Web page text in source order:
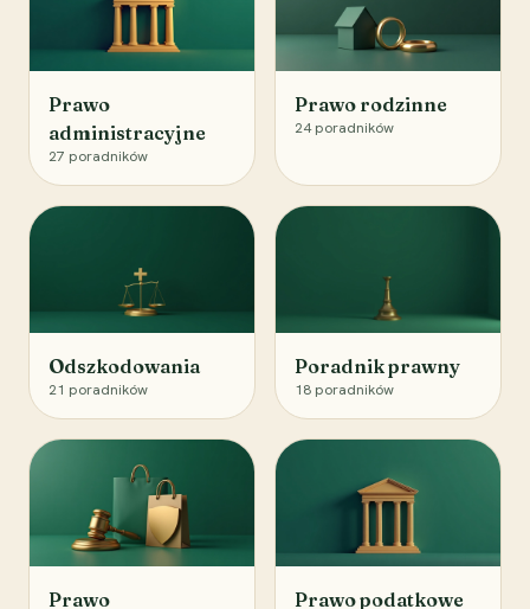
Prawo
administracyjne
27 poradników
Prawo rodzinne
24 poradników
Odszkodowania
21 poradników
Poradnik prawny
18 poradników
Prawo
Prawo podatkowe